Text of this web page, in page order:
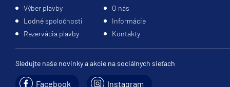
Enchantment of the Seas
Explorer of the Seas
Freedom of the Seas
Grandeur of the Seas
Harmony of the Seas
Výber plavby
O nás
Lodné spoločnosti
Informácie
Rezervácia plavby
Kontakty
Sledujte naše novinky a akcie na sociálnych sieťach
Facebook Instagram